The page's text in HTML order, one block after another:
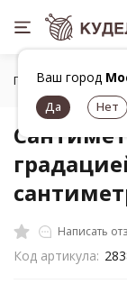
Ваш город
Главная
Написать
Код артикула: